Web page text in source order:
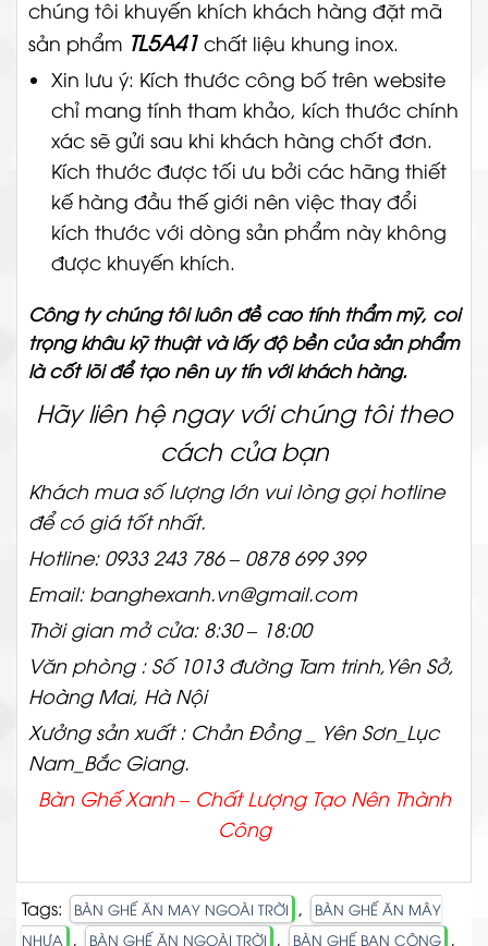
chúng tôi khuyến khích khách hàng đặt mã
sản phẩm TL5A41 chất liệu khung inox.
Xin lưu ý: Kích thước công bố trên website
chỉ mang tính tham khảo, kích thước chính
xác sẽ gửi sau khi khách hàng chốt đơn.
Kích thước được tối ưu bởi các hãng thiết
kế hàng đầu thế giới nên việc thay đổi
kích thước với dòng sản phẩm này không
được khuyến khích.
Công ty chúng tôi luôn đề cao tính thẩm mỹ, coi
trọng khâu kỹ thuật và lấy độ bền của sản phẩm
là cốt lõi để tạo nên uy tín với khách hàng.
Hãy liên hệ ngay với chúng tôi theo
cách của bạn
Khách mua số lượng lớn vui lòng gọi hotline
để có giá tốt nhất.
Hotline: 0933 243 786 – 0878 699 399
Email: banghexanh.vn@gmail.com
Thời gian mở cửa: 8:30 – 18:00
Văn phòng : Số 1013 đường Tam trinh,Yên Sở,
Hoàng Mai, Hà Nội
Xưởng sản xuất : Chản Đồng _ Yên Sơn_Lục
Nam_Bắc Giang.
Bàn Ghế Xanh – Chất Lượng Tạo Nên Thành
Công
Tags: BÀN GHẾ ĂN MAY NGOÀI TRỜI ,
BÀN GHẾ ĂN MÂY
NHỰA
, BÀN GHẾ ĂN NGOÀI TRỜI , BÀN GHẾ BAN CÔNG ,